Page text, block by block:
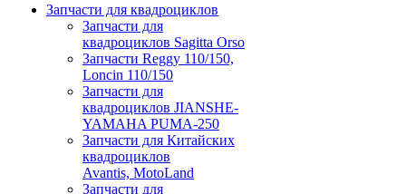
Запчасти для квадроциклов
Запчасти для
квадроциклов Sagitta Orso
Запчасти Reggy 110/150,
Loncin 110/150
Запчасти для
квадроциклов JIANSHE-
YAMAHA PUMA-250
Запчасти для Китайских
квадроциклов
Avantis, MotoLand
Запчасти для